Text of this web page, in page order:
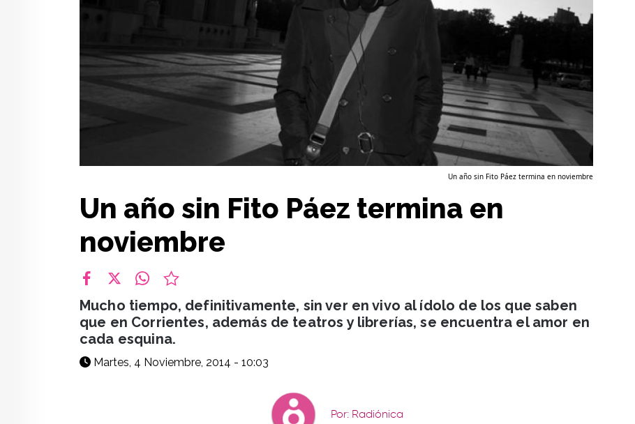
Un año sin Fito Páez termina en noviembre
Un año sin Fito Páez termina en
noviembre
Mucho tiempo, definitivamente, sin ver en vivo al ídolo de los que saben
que en Corrientes, además de teatros y librerías, se encuentra el amor en
cada esquina.
Martes, 4 Noviembre, 2014 - 10:03
Por: Radiónica